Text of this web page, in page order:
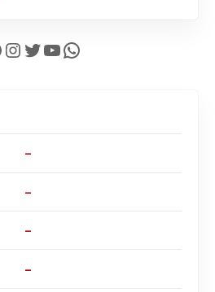
InstagramTwitter YouTube WhatsApp
–
–
–
–